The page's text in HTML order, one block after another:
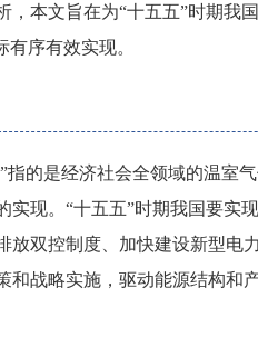
本文旨在为“十五五”时期我
序有效实现。
指的是经济社会全领域的温室
现。“十五五”时期我国要实
放双控制度、加快建设新型电
和战略实施，驱动能源结构和